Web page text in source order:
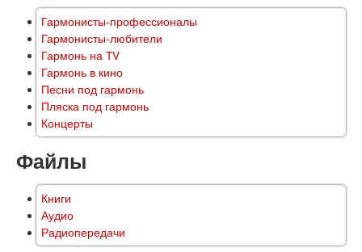
Гармонисты-профессионалы
Гармонисты-любители
Гармонь на TV
Гармонь в кино
Песни под гармонь
Пляска под гармонь
Концерты
Файлы
Книги
Аудио
Радиопередачи